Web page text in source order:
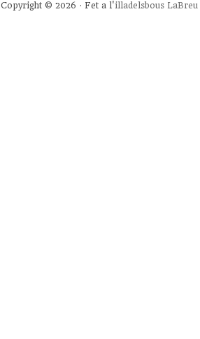
Copyright © 2026 · Fet a l'illadelsbous